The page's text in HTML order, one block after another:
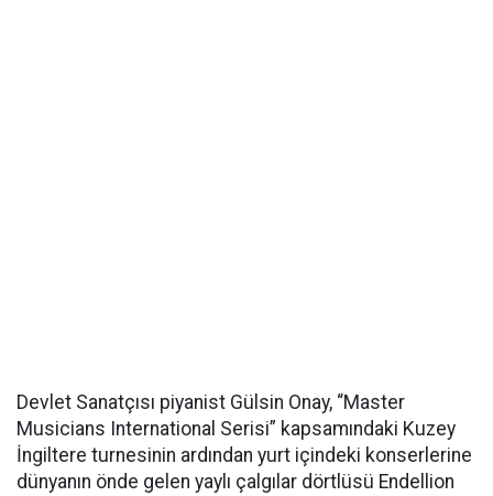
Devlet Sanatçısı piyanist Gülsin Onay, “Master
Musicians International Serisi” kapsamındaki Kuzey
İngiltere turnesinin ardından yurt içindeki konserlerine
dünyanın önde gelen yaylı çalgılar dörtlüsü Endellion